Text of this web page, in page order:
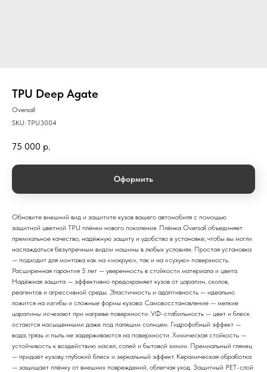
TPU Deep Agate
Oversall
SKU: TPU3004
75 000 р.
Оформить
Обновите внешний вид и защитите кузов вашего автомобиля с помощью
защитной цветной TPU плёнки нового поколения. Плёнка Oversall объединяет
премиальное качество, надёжную защиту и удобство в установке, чтобы вы могли
наслаждаться безупречным видом машины в любых условиях. Простая установка
— подходит для монтажа как на «мокрую», так и на «сухую» поверхность.
Расширенная гарантия 5 лет — уверенность в стойкости материала и цвета.
Надёжная защита — эффективно предохраняет кузов от царапин, сколов,
реагентов и агрессивной среды. Эластичность и адаптивность — идеально
ложится на изгибы и сложные формы кузова. Самовосстановление — мелкие
царапины исчезают при нагреве поверхности. УФ-стабильность — цвет и блеск
остаются насыщенными даже под палящим солнцем. Гидрофобный эффект —
вода, грязь и пыль не задерживаются на поверхности. Химическая стойкость —
устойчивость к воздействию масел, солей и бытовой химии. Премиальный глянец
— придаёт кузову глубокий блеск и зеркальный эффект. Керамическая обработка
— защищает плёнку от внешних повреждений, облегчая уход. Защитный PET-слой